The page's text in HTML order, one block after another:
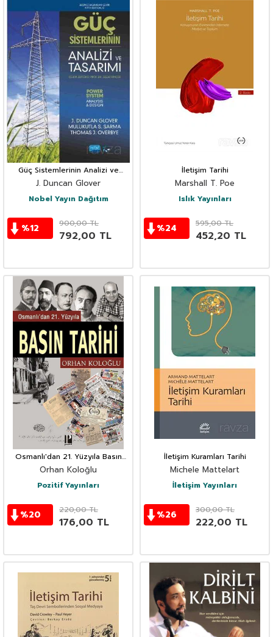
Güç Sistemlerinin Analizi ve
Tasarımı
J. Duncan Glover
Nobel Yayın Dağıtım
%12 900,00TL
792,00 TL
İletişim Tarihi
Marshall T. Poe
Islık Yayınları
%24 595,00TL
452,20 TL
Osmanlı'dan 21. Yüzyıla Basın
Tarihi
Orhan Koloğlu
Pozitif Yayınları
%20 220,00TL
176,00 TL
İletişim Kuramları Tarihi
Michele Mattelart
İletişim Yayınları
%26 300,00TL
222,00 TL